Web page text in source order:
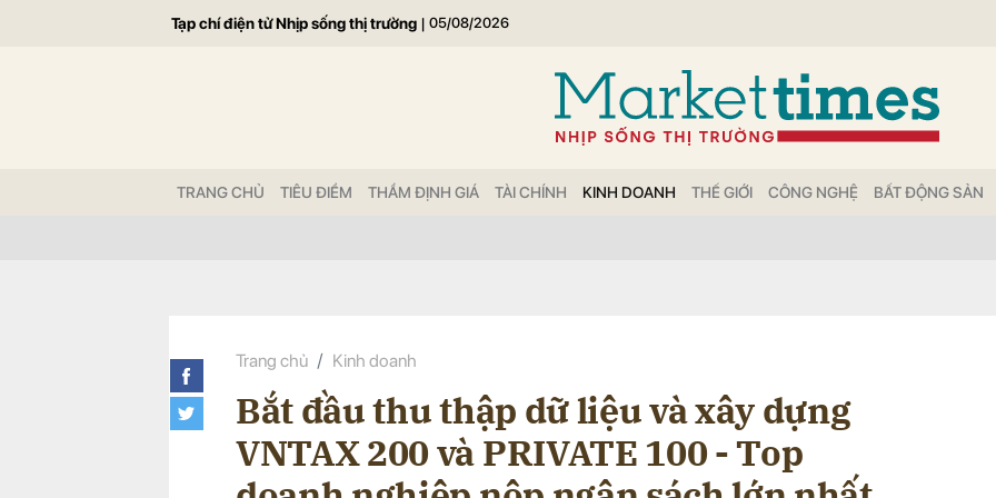
Tạp chí điện tử Nhịp sống thị trường | 05/08/2026
TRANG CHỦ TIÊU ĐIỂM THẨM ĐỊNH GIÁ TÀI CHÍNH KINH DOANH THẾ GIỚI CÔNG NGHỆ BẤT ĐỘNG SẢN
Trang chủ Kinh doanh
Bắt đầu thu thập dữ liệu và xây dựng
VNTAX 200 và PRIVATE 100 - Top
Gửi bình luận